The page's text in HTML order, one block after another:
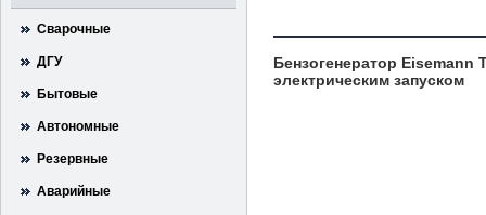
Сварочные
ДГУ
Бытовые
Автономные
Резервные
Аварийные
Бензогенератор Eisemann
электрическим запуском